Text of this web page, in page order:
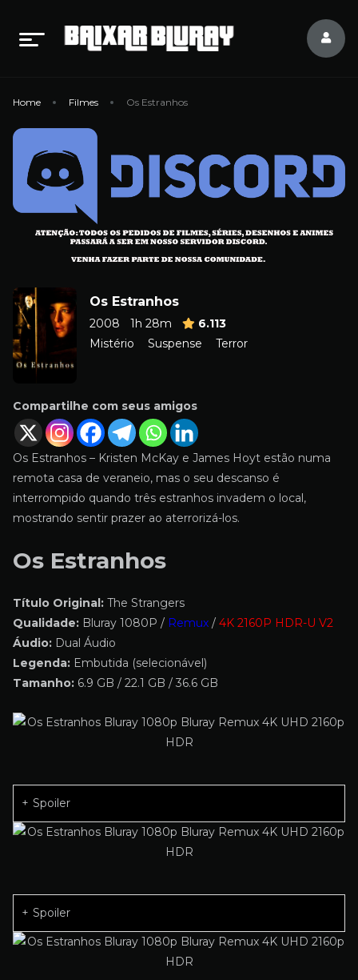
Home Filmes Os Estranhos
Os Estranhos
2008 1h 28m
6.113
Mistério
Suspense Terror
Compartilhe com seus amigos
Os Estranhos – Kristen McKay e James Hoyt estão numa
remota casa de veraneio, mas o seu descanso é
interrompido quando três estranhos invadem o local,
mostrando sentir prazer ao aterrorizá-los.
Os Estranhos
Título Original: The Strangers
Qualidade: Bluray 1080P / Remux / 4K 2160P HDR-U V2
Áudio: Dual Áudio
Legenda: Embutida (selecionável)
Tamanho: 6.9 GB / 22.1 GB / 36.6 GB
Spoiler
Spoiler